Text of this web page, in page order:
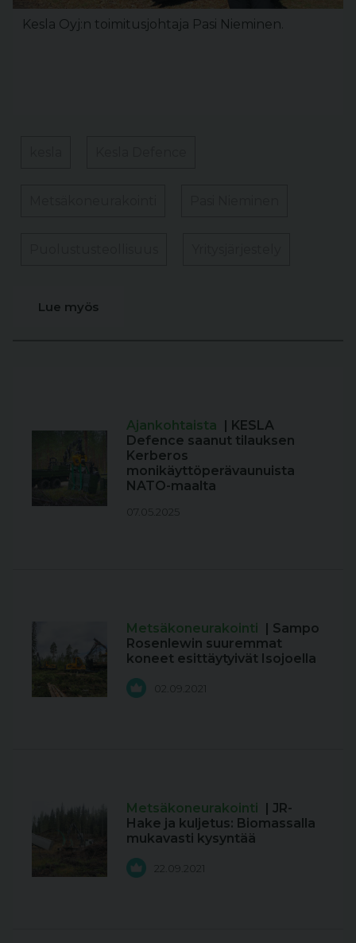
Kesla Oyj:n toimitusjohtaja Pasi Nieminen.
Lue myös
Ajankohtaista
| KESLA
Defence saanut tilauksen
Kerberos
monikäyttöperävaunuista
NATO-maalta
07.05.2025
Metsäkoneurakointi
| Sampo
Rosenlewin suuremmat
koneet esittäytyivät Isojoella
02.09.2021
Metsäkoneurakointi
| JR-
Hake ja kuljetus: Biomassalla
mukavasti kysyntää
22.09.2021